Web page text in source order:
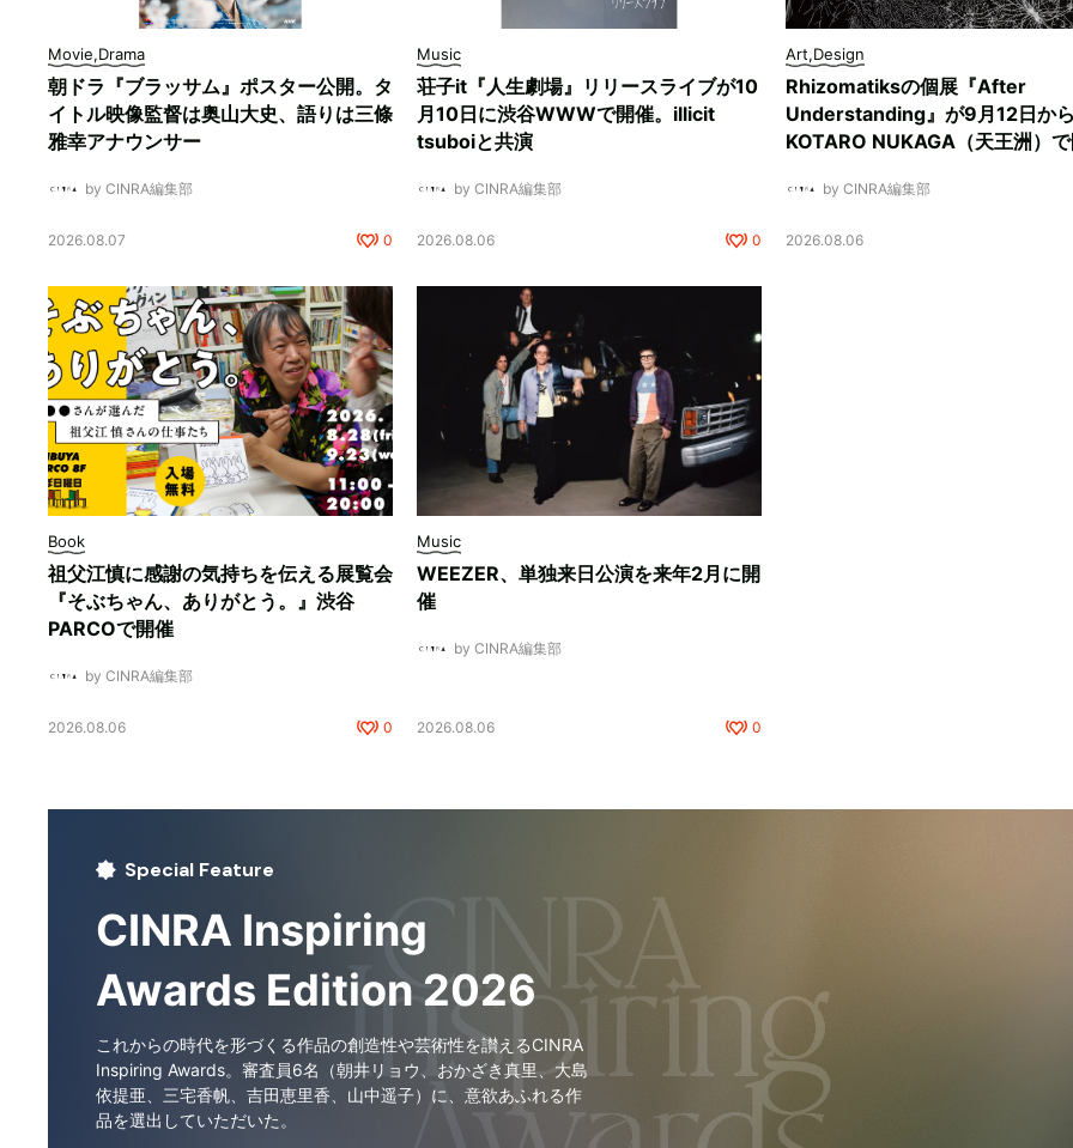
Movie,Drama
朝ドラ『ブラッサム』ポスター公開。タ
イトル映像監督は奥山大史、語りは三條
雅幸アナウンサー
by CINRA編集部
2026.08.07 0
Music
荘子it『人生劇場』リリースライブが10
月10日に渋谷WWWで開催。illicit
tsuboiと共演
by CINRA編集部
2026.08.06 0
Art,Design
Rhizomatiksの個展『After
Understanding』が9月12日から
KOTARO NUKAGA（天王洲）
by CINRA編集部
2026.08.06
Book
祖父江慎に感謝の気持ちを伝える展覧会
『そぶちゃん、ありがとう。』渋谷
PARCOで開催
by CINRA編集部
2026.08.06 0
Music
WEEZER、単独来日公演を来年2月に開
催
by CINRA編集部
2026.08.06 0
Special Feature
CINRA Inspiring
Awards Edition 2026
これからの時代を形づくる作品の創造性や芸術性を讃えるCINRA
Inspiring Awards。審査員6名（朝井リョウ、おかざき真里、大島
依提亜、三宅香帆、吉田恵里香、山中遥子）に、意欲あふれる作
品を選出していただいた。